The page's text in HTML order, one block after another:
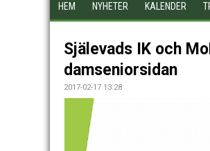
HEM NYHETER KALENDER
Själevads IK och
damseniorsidan
2017-02-17 13:28